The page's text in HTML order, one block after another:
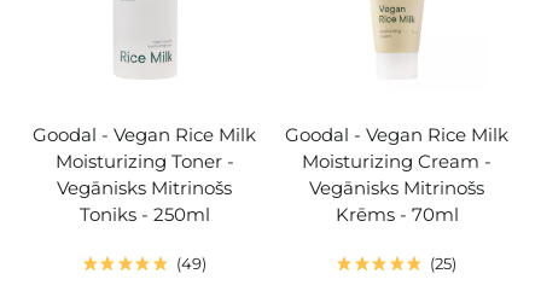
Goodal - Vegan Rice Milk
Moisturizing Toner -
Vegānisks Mitrinošs
Toniks - 250ml
49
Goodal - Vegan Rice Milk
Moisturizing Cream -
Vegānisks Mitrinošs
Krēms - 70ml
25